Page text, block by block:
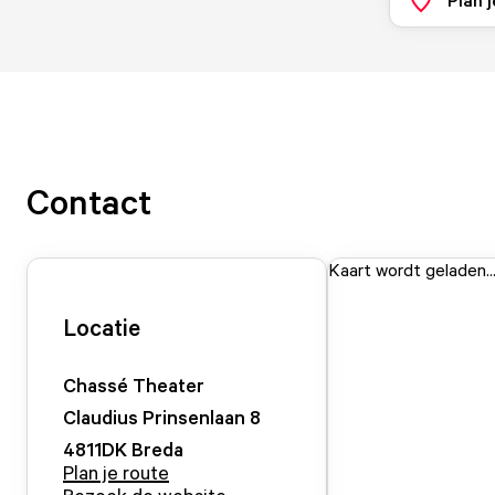
Contact
Locatie
Chassé Theater
Claudius Prinsenlaan 8
4811DK Breda
Plan je route
Kaart wordt geladen...